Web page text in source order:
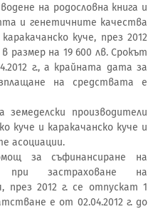
на родословна книга и
и генетичните качества
куче, през 2012
размер на 19 600 лв. Срокът
г., а крайната дата за
на средствата е
производители
куче и каракачанско куче и
асоциации.
за съфинансиране на
при застраховане на
през 2012 г. се отпускат 1
е от 02.04.2012 г. до